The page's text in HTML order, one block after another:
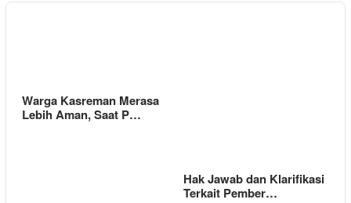
Warga Kasreman Merasa
Lebih Aman, Saat P…
Hak Jawab dan Klarifikasi
Terkait Pember…